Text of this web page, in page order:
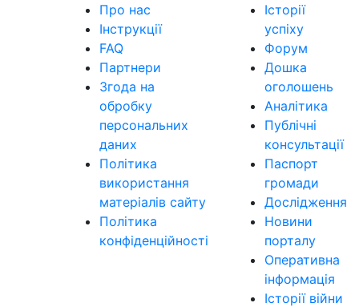
Про нас
Інструкції
FAQ
Партнери
Згода на
обробку
персональних
даних
Політика
використання
матеріалів сайту
Політика
конфіденційності
Історії
успіху
Форум
Дошка
оголошень
Аналітика
Публічні
консультації
Паспорт
громади
Дослідження
Новини
порталу
Оперативна
інформація
Історії війни